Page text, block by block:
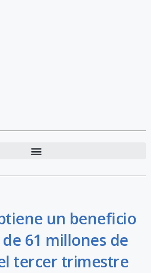
un beneficio
61 millones de
tercer trimestre